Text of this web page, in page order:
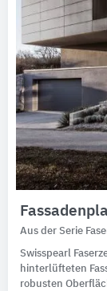
Aus der Serie
Swisspearl
hinterlüfteten
robusten